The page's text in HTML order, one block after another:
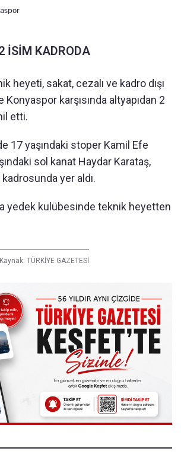
İSİM KADRODA
heyeti, sakat, cezalı ve kadro dışı
karşısında altyapıdan 2
etti.
17 yaşındaki stoper Kamil Efe
sol kanat Haydar Karataş,
yer aldı.
yedek kulübesinde teknik heyetten
Kaynak: TÜRKİYE GAZETESİ